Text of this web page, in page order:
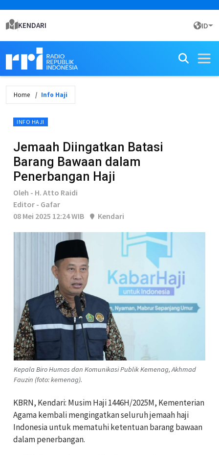
KENDARI ID
Home Info Haji
INFO HAJI
Jemaah Diingatkan Batasi
Barang Bawaan dalam
Penerbangan Haji
Oleh - H. Atto Raidi
Editor - Gafar
08 Mei 2025 12:24 WIB
Kendari
Kepala Biro Humas dan Komunikasi Publik Kemenag, Akhmad
Fauzin (foto: kemenag).
KBRN, Kendari: Musim Haji 1446H/2025M, Kementerian
Agama kembali mengingatkan seluruh jemaah haji
Indonesia untuk mematuhi ketentuan barang bawaan
dalam penerbangan.